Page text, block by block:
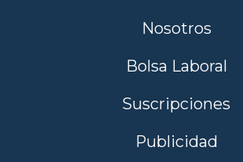
Nosotros
Bolsa Laboral
Suscripciones
Publicidad